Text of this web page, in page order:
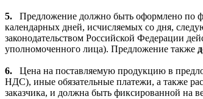
5.
Предложение должно быть оформлено по
календарных дней, исчисляемых со дня,
законодательством Российской Федерации
уполномоченного лица). Предложение также
6. Цена на поставляемую продукцию в
НДС), иные обязательные платежи, а также
заказчика, и должна быть фиксированной на